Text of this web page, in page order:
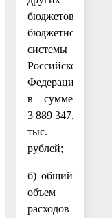
бюджетов
бюджетной
системы
Российской
Федерации
в сумме
3 889 347,5
тыс.
рублей;
б) общий
объем
расходов